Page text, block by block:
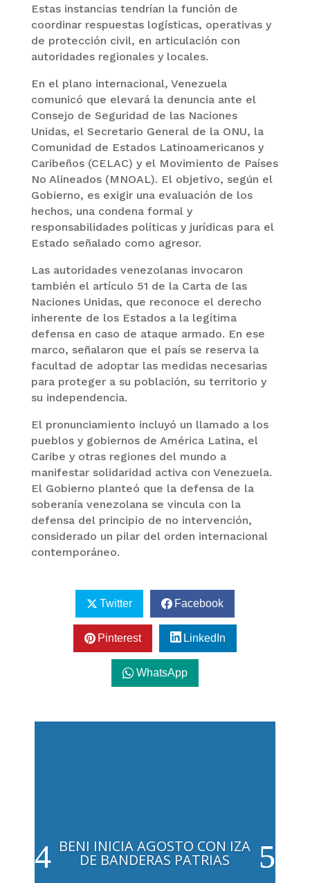
Estas instancias tendrían la función de
coordinar respuestas logísticas, operativas y
de protección civil, en articulación con
autoridades regionales y locales.
En el plano internacional, Venezuela
comunicó que elevará la denuncia ante el
Consejo de Seguridad de las Naciones
Unidas, el Secretario General de la ONU, la
Comunidad de Estados Latinoamericanos y
Caribeños (CELAC) y el Movimiento de Países
No Alineados (MNOAL). El objetivo, según el
Gobierno, es exigir una evaluación de los
hechos, una condena formal y
responsabilidades políticas y jurídicas para el
Estado señalado como agresor.
Las autoridades venezolanas invocaron
también el artículo 51 de la Carta de las
Naciones Unidas, que reconoce el derecho
inherente de los Estados a la legítima
defensa en caso de ataque armado. En ese
marco, señalaron que el país se reserva la
facultad de adoptar las medidas necesarias
para proteger a su población, su territorio y
su independencia.
El pronunciamiento incluyó un llamado a los
pueblos y gobiernos de América Latina, el
Caribe y otras regiones del mundo a
manifestar solidaridad activa con Venezuela.
El Gobierno planteó que la defensa de la
soberanía venezolana se vincula con la
defensa del principio de no intervención,
considerado un pilar del orden internacional
contemporáneo.
Twitter Facebook
Pinterest LinkedIn
WhatsApp
BENI INICIA AGOSTO CON IZA
DE BANDERAS PATRIAS